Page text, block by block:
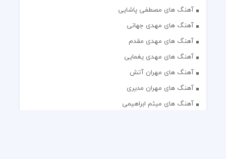
آهنگ های مصطفی پاشایی
آهنگ های مهدی جهانی
آهنگ های مهدی مقدم
آهنگ های مهدی یغمایی
آهنگ های مهران آتش
آهنگ های مهران مدیری
آهنگ های میثم ابراهیمی